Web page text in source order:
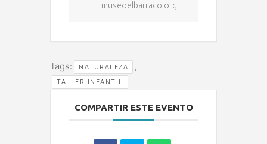
museoelbarraco.org
Tags: NATURALEZA ,
TALLER INFANTIL
COMPARTIR ESTE EVENTO